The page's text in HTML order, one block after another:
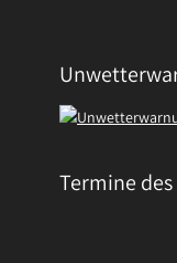
Termine